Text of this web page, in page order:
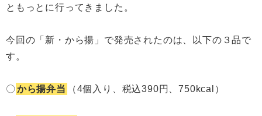
ともっとに行ってきました。
今回の「新・から揚」で発売されたのは、以下の３品で
す。
〇 から揚弁当 （4個入り、税込390円、750kcal）